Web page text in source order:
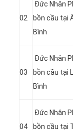
02
Đức Nhân
bồn cầu tại
Bình
03
Đức Nhân
bồn cầu tại
Bình
04
Đức Nhân
bồn cầu tại